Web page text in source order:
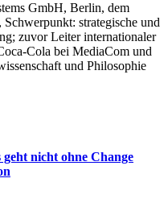
GmbH, Berlin, dem
strategische und
zuvor Leiter internationaler
Cola bei MediaCom und
und Philosophie
nicht ohne Change